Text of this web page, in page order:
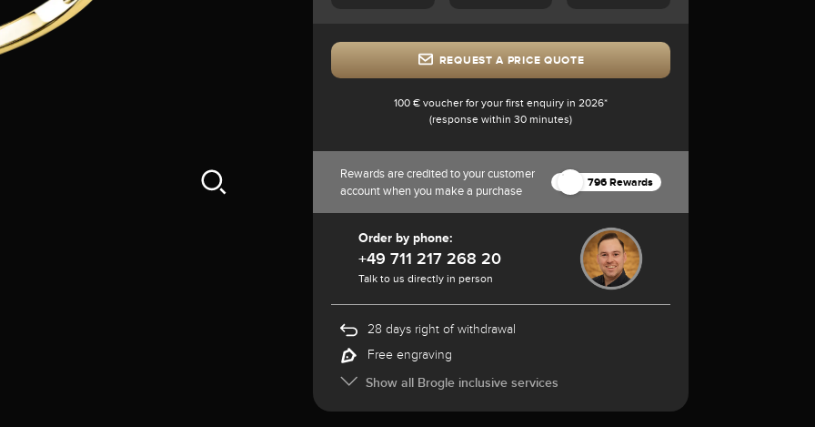
REQUEST A PRICE QUOTE
100 € voucher for your first enquiry in 2026*
(response within 30 minutes)
Rewards are credited to your customer
account when you make a purchase
796 Rewards
Order by phone:
+49 711 217 268 20
Talk to us directly in person
28 days right of withdrawal
Free engraving
Show all Brogle inclusive services